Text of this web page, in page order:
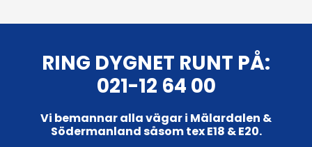
RING DYGNET RUNT PÅ:
021-12 64 00
Vi bemannar alla vägar i Mälardalen &
Södermanland såsom tex E18 & E20.